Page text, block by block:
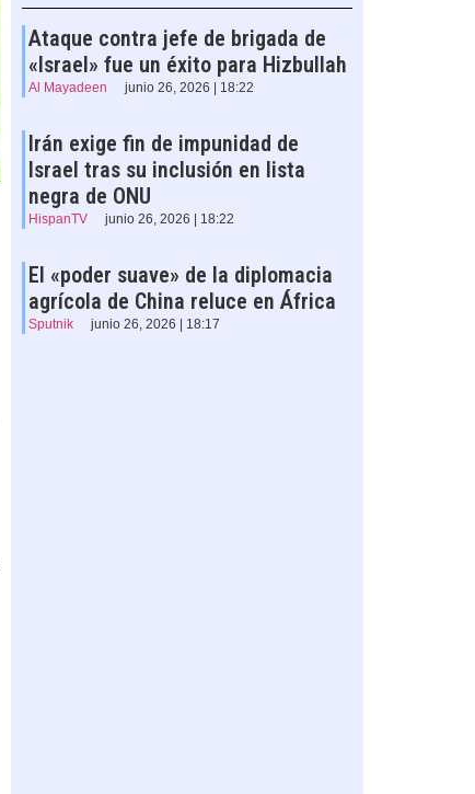
Ataque contra jefe de brigada de
«Israel» fue un éxito para Hizbullah
Al Mayadeen junio 26, 2026 | 18:22
Irán exige fin de impunidad de
Israel tras su inclusión en lista
negra de ONU
HispanTV junio 26, 2026 | 18:22
El «poder suave» de la diplomacia
agrícola de China reluce en África
Sputnik junio 26, 2026 | 18:17